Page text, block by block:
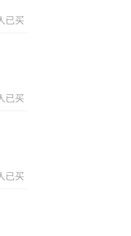
已买
已买
已买